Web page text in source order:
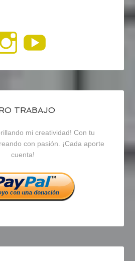
Ver
perfil
de
recursosep
en
Instagram
TRABAJO
mi creatividad! Con tu
con pasión. ¡Cada aporte
cuenta!